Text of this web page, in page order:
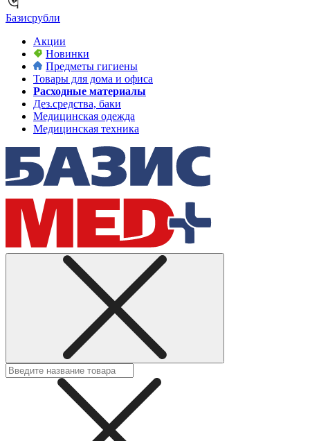
Базисрубли
Акции
Новинки
Предметы гигиены
Товары для дома и офиса
Расходные материалы
Дез.средства, баки
Медицинская одежда
Медицинская техника